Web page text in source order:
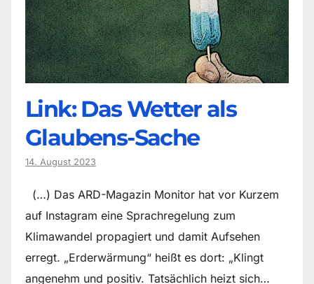
Link: Das Wetter als
Glaubens-Sache
14. August 2023
(…) Das ARD-Magazin Monitor hat vor Kurzem
auf Instagram eine Sprachregelung zum
Klimawandel propagiert und damit Aufsehen
erregt. „Erderwärmung“ heißt es dort: „Klingt
angenehm und positiv. Tatsächlich heizt sich…